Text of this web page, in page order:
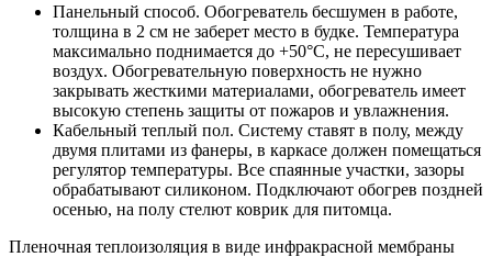
Панельный способ. Обогреватель бесшумен в работе,
толщина в 2 см не заберет место в будке. Температура
максимально поднимается до +50°С, не пересушивает
воздух. Обогревательную поверхность не нужно
закрывать жесткими материалами, обогреватель имеет
высокую степень защиты от пожаров и увлажнения.
Кабельный теплый пол. Систему ставят в полу, между
двумя плитами из фанеры, в каркасе должен помещаться
регулятор температуры. Все спаянные участки, зазоры
обрабатывают силиконом. Подключают обогрев поздней
осенью, на полу стелют коврик для питомца.
Пленочная теплоизоляция в виде инфракрасной мембраны